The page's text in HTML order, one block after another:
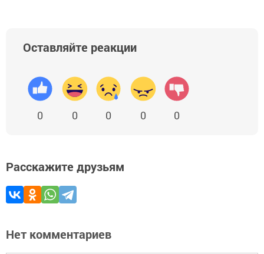
Оставляйте реакции
0 0 0 0 0
Расскажите друзьям
Нет комментариев